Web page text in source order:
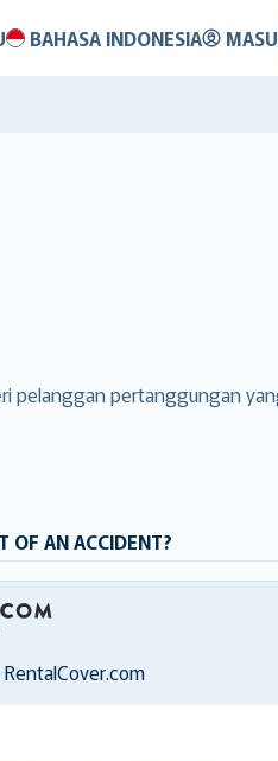
BAHASA INDONESIA
pelanggan pertanggungan
OF AN ACCIDENT?